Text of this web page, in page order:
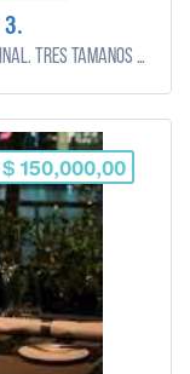
3.
Completo juego de bandejas de madera original. Tres tamaños diferentes.
$ 150,000,00